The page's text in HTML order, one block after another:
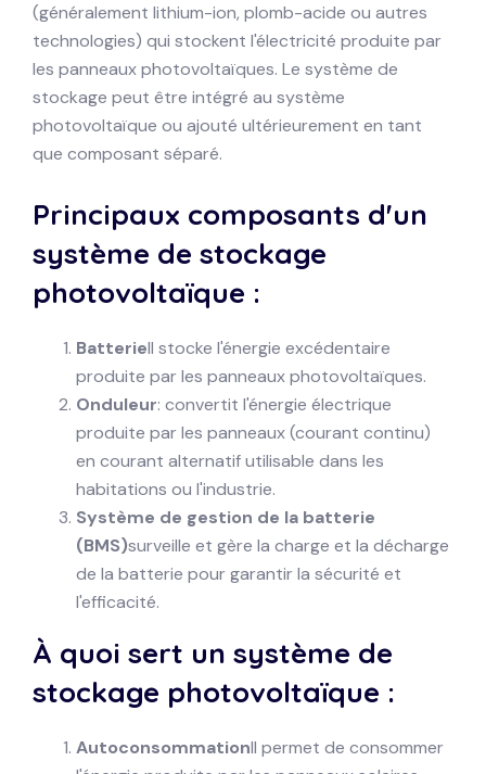
(généralement lithium-ion, plomb-acide ou autres
technologies) qui stockent l'électricité produite par
les panneaux photovoltaïques. Le système de
stockage peut être intégré au système
photovoltaïque ou ajouté ultérieurement en tant
que composant séparé.
Principaux composants d'un
système de stockage
photovoltaïque :
BatterieIl stocke l'énergie excédentaire
produite par les panneaux photovoltaïques.
Onduleur: convertit l'énergie électrique
produite par les panneaux (courant continu)
en courant alternatif utilisable dans les
habitations ou l'industrie.
Système de gestion de la batterie
(BMS)surveille et gère la charge et la décharge
de la batterie pour garantir la sécurité et
l'efficacité.
À quoi sert un système de
stockage photovoltaïque :
AutoconsommationIl permet de consommer